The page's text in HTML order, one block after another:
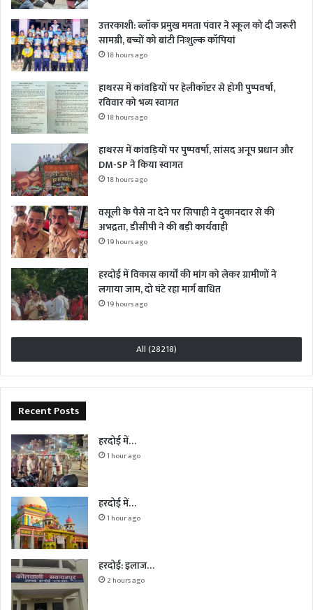
उत्तरकाशी: ब्लॉक प्रमुख ममता पंवार ने स्कूल को दी जरूरी
सामग्री, बच्चों को बांटी निःशुल्क कॉपियां
18 hours ago
हाथरस में कांवड़ियों पर हेलीकॉप्टर से होगी पुष्पवर्षा,
रविवार को भव्य स्वागत
18 hours ago
हाथरस में कांवड़ियों पर पुष्पवर्षा, सांसद अनूप प्रधान और
DM-SP ने किया स्वागत
18 hours ago
वसूली के पैसे ना देने पर सिपाही ने दुकानदार से की
अभद्रता, डीसीपी ने की बड़ी कार्यवाही
19 hours ago
हरदोई में विकास कार्यों की मांग को लेकर ग्रामीणों ने
लगाया जाम, दो घंटे रहा मार्ग बाधित
19 hours ago
All (28218)
Recent Posts
हरदोई में…
1 hour ago
हरदोई में…
1 hour ago
हरदोई: इलाज…
2 hours ago